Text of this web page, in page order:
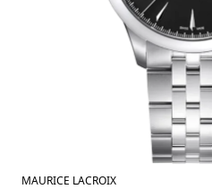
MAURICE LACROIX